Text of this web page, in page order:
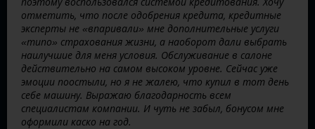
отметить, что после одобрения кредита, кредитные
эксперты не «впаривали» мне дополнительные услуги
«типо» страхования жизни, а наоборот дали выбрать
наилучшие для меня условия. Обслуживание в салоне
действительно на самом высоком уровне. Сейчас уже
эмоции поостыли, но я не жалею, что купил в тот день
себе машину. Выражаю благодарность всем
специалистам компании. И чуть не забыл, бонусом мне
оформили каско на год.